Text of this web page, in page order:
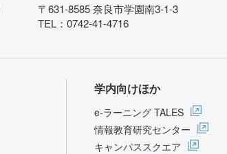
〒631-8585 奈良市学園南3-1-3
TEL：0742-41-4716
学内向けほか
e-ラーニング TALES
情報教育研究センター
キャンパススクエア